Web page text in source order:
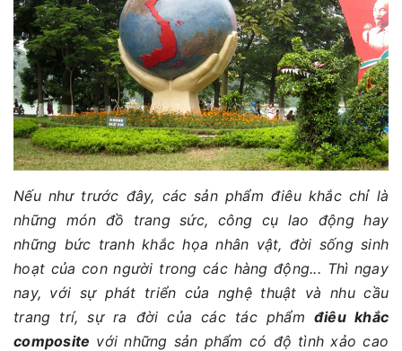
Nếu như trước đây, các sản phẩm điêu khắc chỉ là
những món đồ trang sức, công cụ lao động hay
những bức tranh khắc họa nhân vật, đời sống sinh
hoạt của con người trong các hàng động... Thì ngay
nay, với sự phát triển của nghệ thuật và nhu cầu
trang trí, sự ra đời của các tác phẩm điêu khắc
composite với những sản phẩm có độ tình xảo cao